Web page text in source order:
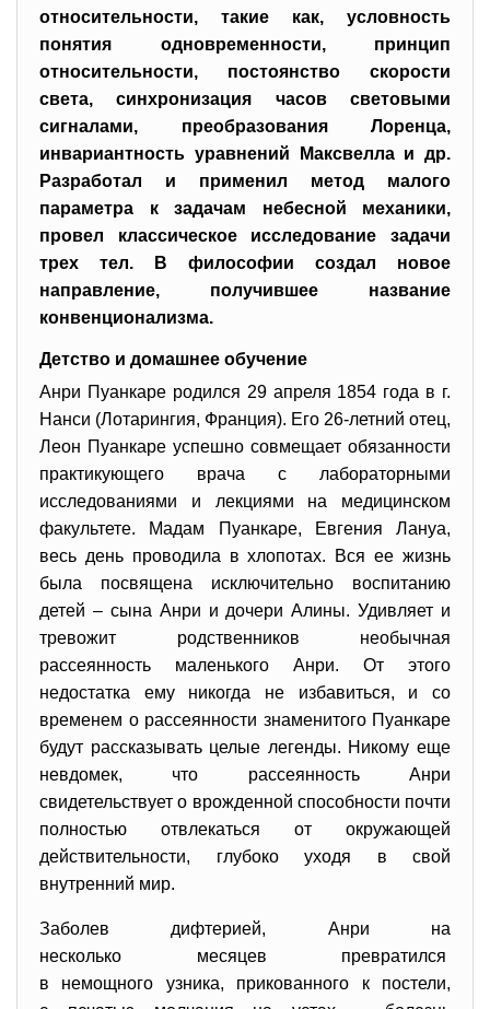
относительности, такие как, условность
понятия одновременности, принцип
относительности, постоянство скорости
света, синхронизация часов световыми
сигналами, преобразования Лоренца,
инвариантность уравнений Максвелла и др.
Разработал и применил метод малого
параметра к задачам небесной механики,
провел классическое исследование задачи
трех тел. В философии создал новое
направление, получившее название
конвенционализма.
Детство и домашнее обучение
Анри Пуанкаре родился 29 апреля 1854 года в г.
Нанси (Лотарингия, Франция). Его 26-летний отец,
Леон Пуанкаре успешно совмещает обязанности
практикующего врача с лабораторными
исследованиями и лекциями на медицинском
факультете. Мадам Пуанкаре, Евгения Лануа,
весь день проводила в хлопотах. Вся ее жизнь
была посвящена исключительно воспитанию
детей – сына Анри и дочери Алины. Удивляет и
тревожит родственников необычная
рассеянность маленького Анри. От этого
недостатка ему никогда не избавиться, и со
временем о рассеянности знаменитого Пуанкаре
будут рассказывать целые легенды. Никому еще
невдомек, что рассеянность Анри
свидетельствует о врожденной способности почти
полностью отвлекаться от окружающей
действительности, глубоко уходя в свой
внутренний мир.
Заболев дифтерией, Анри на
несколько месяцев превратился
в немощного узника, прикованного к постели,